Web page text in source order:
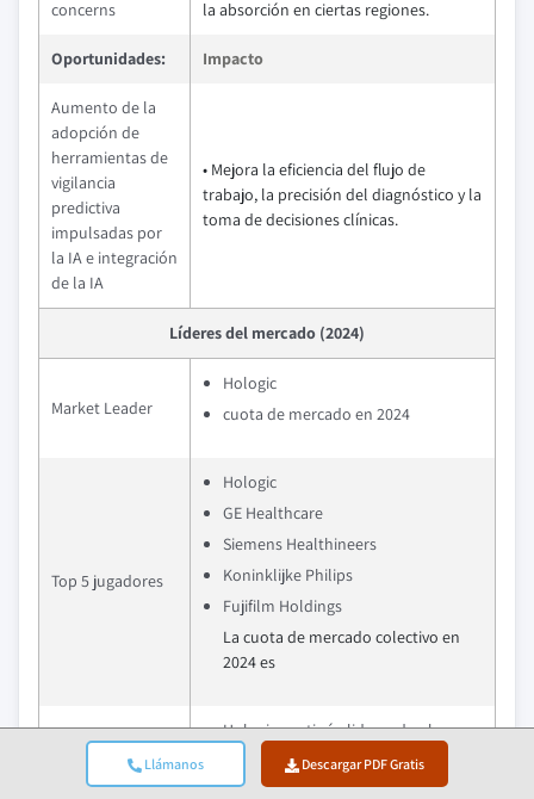
Llámanos Descargar PDF Gratis
concerns
la absorción en ciertas regiones.
Oportunidades: Impacto
Aumento de la
adopción de
herramientas de
vigilancia
predictiva
impulsadas por
la IA e integración
de la IA
• Mejora la eficiencia del flujo de
trabajo, la precisión del diagnóstico y la
toma de decisiones clínicas.
Líderes del mercado (2024)
Market Leader
Hologic
cuota de mercado en 2024
Top 5 jugadores
Hologic
GE Healthcare
Siemens Healthineers
Koninklijke Philips
Fujifilm Holdings
La cuota de mercado colectivo en
2024 es
Hologic continúa liderando el
mercado de mamografía digital
centrándose en plataformas de